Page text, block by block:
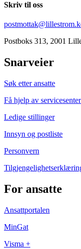
Skriv til oss
Postboks 313, 2001
Snarveier
Søk etter ansatte
Få hjelp av
Ledige stillinger
Innsyn og postliste
Personvern
For ansatte
Ansattportalen
MinGat
Visma +